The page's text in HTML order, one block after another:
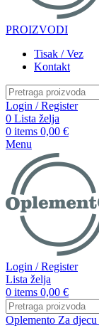
PROIZVODI
Tisak / Vez
Kontakt
Login / Register
0 Lista želja
0 items 0,00 €
Menu
Login / Register
Lista želja
0 items 0,00 €
Oplemento Za djecu